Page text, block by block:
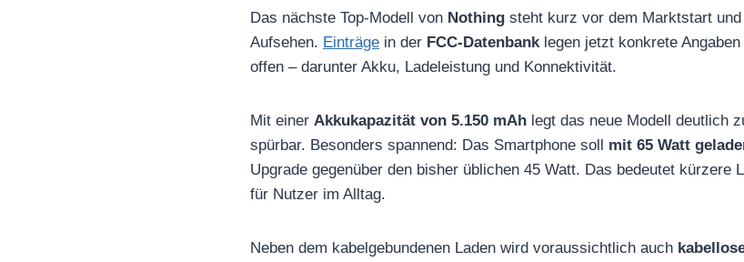
Das nächste Top-Modell von Nothing steht kurz vor dem Marktstart
Aufsehen. Einträge in der FCC-Datenbanklegen jetzt konkrete
offen – darunter Akku, Ladeleistung und Konnektivität.
Mit einer Akkukapazität von 5.150 mAh legt das neue Modell deutlich
spürbar. Besonders spannend: Das Smartphone soll mit 65 Watt
Upgrade gegenüber den bisher üblichen 45 Watt. Das bedeutet kürzere
für Nutzer im Alltag.
Neben dem kabelgebundenen Laden wird voraussichtlich auch